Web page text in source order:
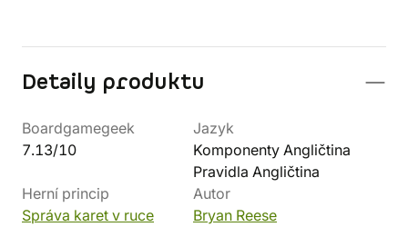
Detaily produktu
Boardgamegeek
7.13/10
Jazyk
Komponenty Angličtina
Pravidla Angličtina
Herní princip
Správa karet v ruce
Autor
Bryan Reese